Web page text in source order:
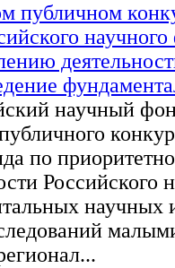
публичном
научный
по
Российского
научных